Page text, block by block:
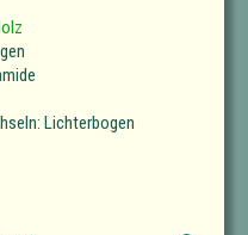
Lichterbogen